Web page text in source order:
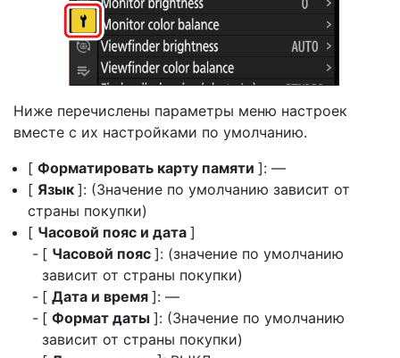
Ниже перечислены параметры меню настроек
вместе с их настройками по умолчанию.
[ Форматировать карту памяти ]: —
[ Язык ]: (Значение по умолчанию зависит от
страны покупки)
[ Часовой пояс и дата ]
[ Часовой пояс ]: (значение по умолчанию
зависит от страны покупки)
[ Дата и время ]: —
[ Формат даты ]: (Значение по умолчанию
зависит от страны покупки)